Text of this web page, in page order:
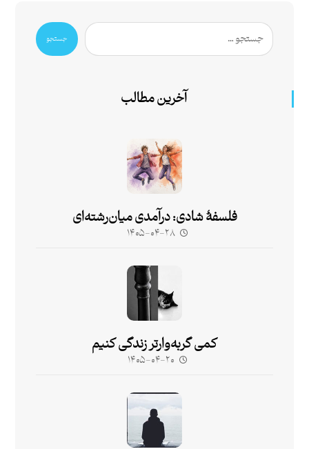
جستجو
آخرین مطالب
فلسفۀ شادی: درآمدی میان‌رشته‌ای
۱۴۰۵-۰۴-۲۸
کمی گربه‌وارتر زندگی کنیم
۱۴۰۵-۰۴-۲۰